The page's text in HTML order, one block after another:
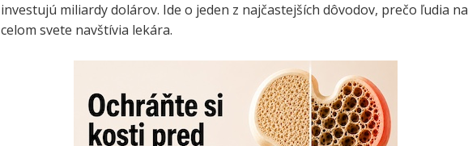
investujú miliardy dolárov. Ide o jeden z najčastejších dôvodov, prečo ľudia na
celom svete navštívia lekára.